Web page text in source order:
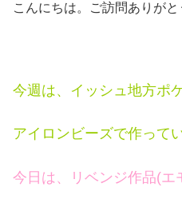
こんにちは。ご訪問ありがと
今週は、イッシュ地方ポ
アイロンビーズで作って
今日は、リベンジ作品(エ